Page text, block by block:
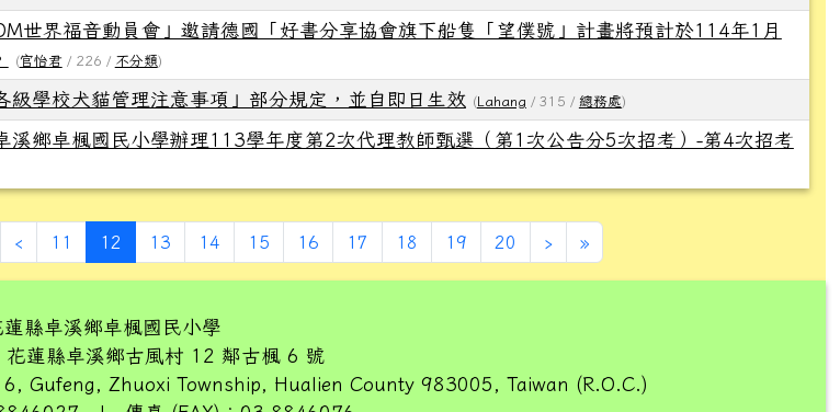
世界福音動員會」邀請德國「好書分享協會旗下船隻「望僕號」計畫將預計於114年1月
(官怡君 / 226 / 不分類)
級學校犬貓管理注意事項」部分規定，並自即日生效 (Lahang / 315 / 總務處)
溪鄉卓楓國民小學辦理113學年度第2次代理教師甄選（第1次公告分5次招考）-第4次招考
頁
‹ 上一頁
11 12 (目前頁次)
13 14 15 16 17 18 19 20 ›下一頁
»最後頁
蓮縣卓溪鄉卓楓國民小學
蓮縣卓溪鄉古風村 12 鄰古楓 6 號
Gufeng, Zhuoxi Township, Hualien County 983005, Taiwan (R.O.C.)